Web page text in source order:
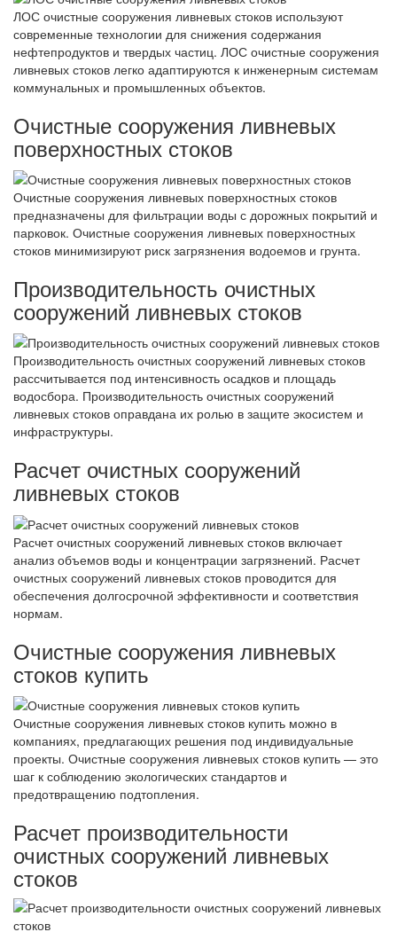
ЛОС очистные сооружения ливневых стоков используют
современные технологии для снижения содержания
нефтепродуктов и твердых частиц. ЛОС очистные сооружения
ливневых стоков легко адаптируются к инженерным системам
коммунальных и промышленных объектов.
Очистные сооружения ливневых
поверхностных стоков
Очистные сооружения ливневых поверхностных стоков
предназначены для фильтрации воды с дорожных покрытий и
парковок. Очистные сооружения ливневых поверхностных
стоков минимизируют риск загрязнения водоемов и грунта.
Производительность очистных
сооружений ливневых стоков
Производительность очистных сооружений ливневых стоков
рассчитывается под интенсивность осадков и площадь
водосбора. Производительность очистных сооружений
ливневых стоков оправдана их ролью в защите экосистем и
инфраструктуры.
Расчет очистных сооружений
ливневых стоков
Расчет очистных сооружений ливневых стоков включает
анализ объемов воды и концентрации загрязнений. Расчет
очистных сооружений ливневых стоков проводится для
обеспечения долгосрочной эффективности и соответствия
нормам.
Очистные сооружения ливневых
стоков купить
Очистные сооружения ливневых стоков купить можно в
компаниях, предлагающих решения под индивидуальные
проекты. Очистные сооружения ливневых стоков купить — это
шаг к соблюдению экологических стандартов и
предотвращению подтопления.
Расчет производительности
очистных сооружений ливневых
стоков